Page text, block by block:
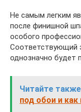
Не самым легким
после финишной
особого
Соответствующий
однозначно будет
Читайте
под обои и